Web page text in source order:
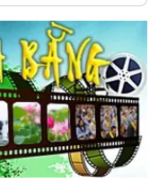
Thủ
lại